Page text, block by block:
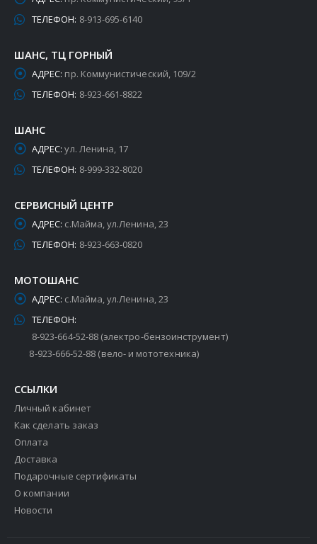
ТЕЛЕФОН: 8-913-695-6140
ШАНС, ТЦ ГОРНЫЙ
АДРЕС: пр. Коммунистический, 109/2
ТЕЛЕФОН: 8-923-661-8822
ШАНС
АДРЕС: ул. Ленина, 17
ТЕЛЕФОН: 8-999-332-8020
СЕРВИСНЫЙ ЦЕНТР
АДРЕС: с.Майма, ул.Ленина, 23
ТЕЛЕФОН: 8-923-663-0820
МОТОШАНС
АДРЕС: с.Майма, ул.Ленина, 23
ТЕЛЕФОН:
8-923-664-52-88 (электро-бензоинструмент)
8-923-666-52-88 (вело- и мототехника)
ССЫЛКИ
Личный кабинет
Как сделать заказ
Оплата
Доставка
Подарочные сертификаты
О компании
Новости